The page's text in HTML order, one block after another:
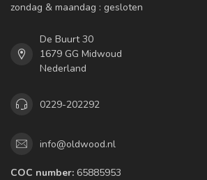
zondag & maandag : gesloten
De Buurt 30
1679 GG Midwoud
Nederland
0229-202292
info@oldwood.nl
COC number: 65885953